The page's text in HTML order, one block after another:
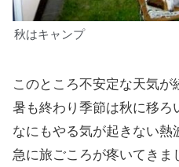
秋はキャンプ
このところ不安定な天気
暑も終わり季節は秋に移ろ
なにもやる気が起きない熱
急に旅ごころが疼いてきま